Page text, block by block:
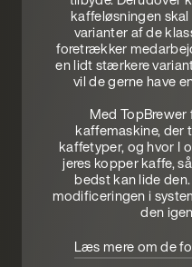
kaffeløsningen
varianter af de
foretrækker
en lidt stærkere
vil de gerne have
Med TopBrewer
kaffemaskine,
kaffetyper, og hvor I
jeres kopper kaffe,
bedst kan lide
modificeringen i
den
Læs mere om de